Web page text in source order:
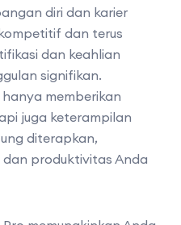
diri dan karier
dan terus
dan keahlian
signifikan.
memberikan
juga keterampilan
diterapkan,
produktivitas Anda